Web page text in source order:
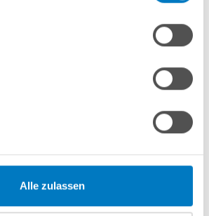
Alle zulassen
ich?